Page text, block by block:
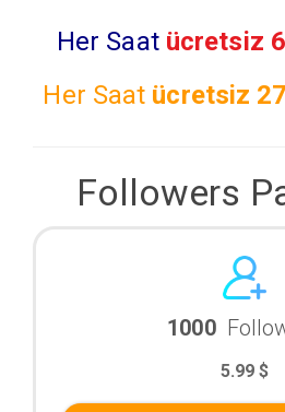
Her Saat ücretsiz
Her Saat ücretsiz
Followers
1000
5.99 $